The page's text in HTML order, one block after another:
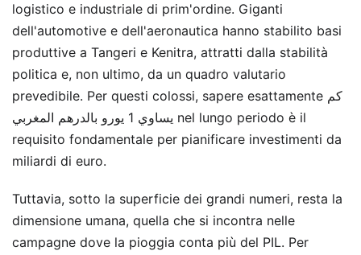
logistico e industriale di prim'ordine. Giganti
dell'automotive e dell'aeronautica hanno stabilito basi
produttive a Tangeri e Kenitra, attratti dalla stabilità
politica e, non ultimo, da un quadro valutario
prevedibile. Per questi colossi, sapere esattamente كم
يساوي 1 يورو بالدرهم المغربي nel lungo periodo è il
requisito fondamentale per pianificare investimenti da
miliardi di euro.
Tuttavia, sotto la superficie dei grandi numeri, resta la
dimensione umana, quella che si incontra nelle
campagne dove la pioggia conta più del PIL. Per